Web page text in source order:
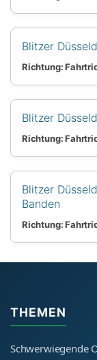
Blitzer
Richtung:
Blitzer
Richtung:
Blitzer
Banden
Richtung:
THEMEN
Schwerwiegende